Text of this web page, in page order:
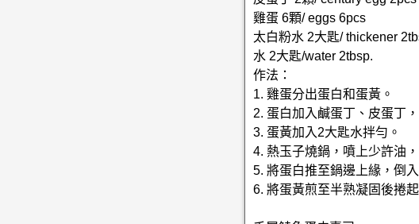
雞蛋 6顆/ eggs 6pcs
太白粉水 2大匙/ thickener
水 2大匙/water 2tbsp.
作法：
1. 雞蛋分出蛋白和蛋黃。
2. 蛋白加入鹹蛋丁、皮蛋丁
3. 蛋黃加入2大匙水拌勻。
4. 熱玉子燒鍋，噴上少許油
5. 將蛋白推至鍋邊上緣，倒
6. 將蛋黃煎至半熟凝固後捲起